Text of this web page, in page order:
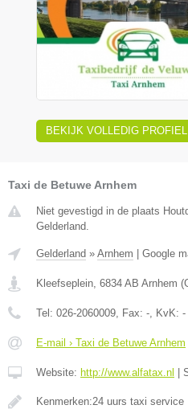
BEKIJK VOLLEDIG PROFIEL
Taxi de Betuwe Arnhem
Niet gevestigd in de plaats
Gelderland.
Gelderland » Arnhem Google
Kleefseplein, 6834 AB Arnhem (
Tel: 026-2060009, Fax: -, KvK: -
E-mail › Taxi de Betuwe Arnhem
Website: http://www.alfatax.nl
Kenmerken:24 uurs taxi service